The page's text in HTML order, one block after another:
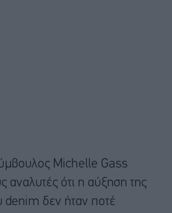
Michelle Gass
αναλυτές ότι η αύξηση της
denim δεν ήταν ποτέ